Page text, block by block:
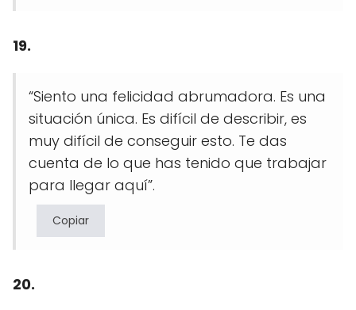
19.
“Siento una felicidad abrumadora. Es una
situación única. Es difícil de describir, es
muy difícil de conseguir esto. Te das
cuenta de lo que has tenido que trabajar
para llegar aquí”.
Copiar
20.